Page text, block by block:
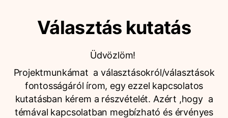
Választás kutatás
Üdvözlöm!
Projektmunkámat a választásokról/választások
fontosságáról írom, egy ezzel kapcsolatos
kutatásban kérem a részvételét. Azért ,hogy a
témával kapcsolatban megbízható és érvényes